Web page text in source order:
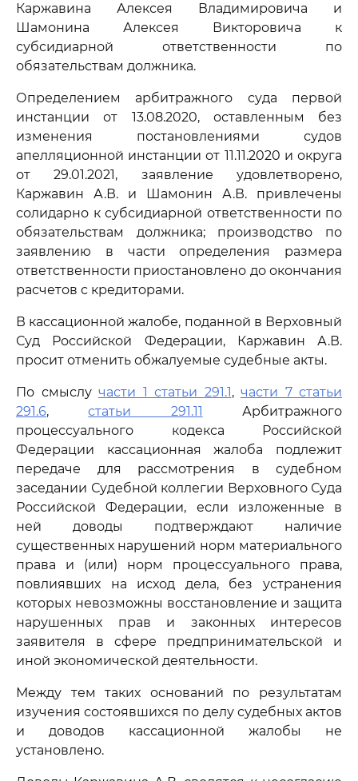
Каржавина Алексея Владимировича и
Шамонина Алексея Викторовича к
субсидиарной ответственности по
обязательствам должника.
Определением арбитражного суда первой
инстанции от 13.08.2020, оставленным без
изменения постановлениями судов
апелляционной инстанции от 11.11.2020 и округа
от 29.01.2021, заявление удовлетворено,
Каржавин А.В. и Шамонин А.В. привлечены
солидарно к субсидиарной ответственности по
обязательствам должника; производство по
заявлению в части определения размера
ответственности приостановлено до окончания
расчетов с кредиторами.
В кассационной жалобе, поданной в Верховный
Суд Российской Федерации, Каржавин А.В.
просит отменить обжалуемые судебные акты.
По смыслу части 1 статьи 291.1, части 7 статьи
291.6,статьи 291.11 Арбитражного
процессуального кодекса Российской
Федерации кассационная жалоба подлежит
передаче для рассмотрения в судебном
заседании Судебной коллегии Верховного Суда
Российской Федерации, если изложенные в
ней доводы подтверждают наличие
существенных нарушений норм материального
права и (или) норм процессуального права,
повлиявших на исход дела, без устранения
которых невозможны восстановление и защита
нарушенных прав и законных интересов
заявителя в сфере предпринимательской и
иной экономической деятельности.
Между тем таких оснований по результатам
изучения состоявшихся по делу судебных актов
и доводов кассационной жалобы не
установлено.